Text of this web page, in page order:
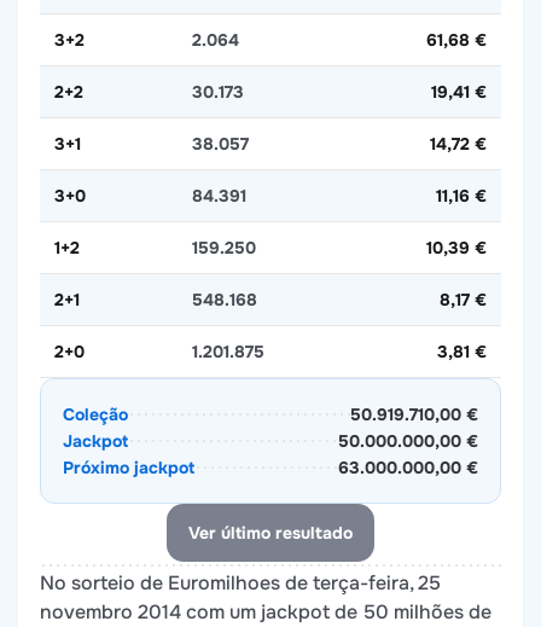
3+2 2.064 61,68 €
2+2 30.173 19,41 €
3+1 38.057 14,72 €
3+0 84.391 11,16 €
1+2 159.250 10,39 €
2+1 548.168 8,17 €
2+0 1.201.875 3,81 €
Coleção
50.919.710,00 €
Jackpot
50.000.000,00 €
Próximo jackpot
63.000.000,00 €
Ver último resultado
No sorteio de Euromilhoes de terça-feira, 25
novembro 2014 com um jackpot de 50 milhões de